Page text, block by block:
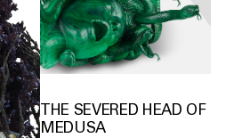
THE SEVERED HEAD OF
MEDUSA